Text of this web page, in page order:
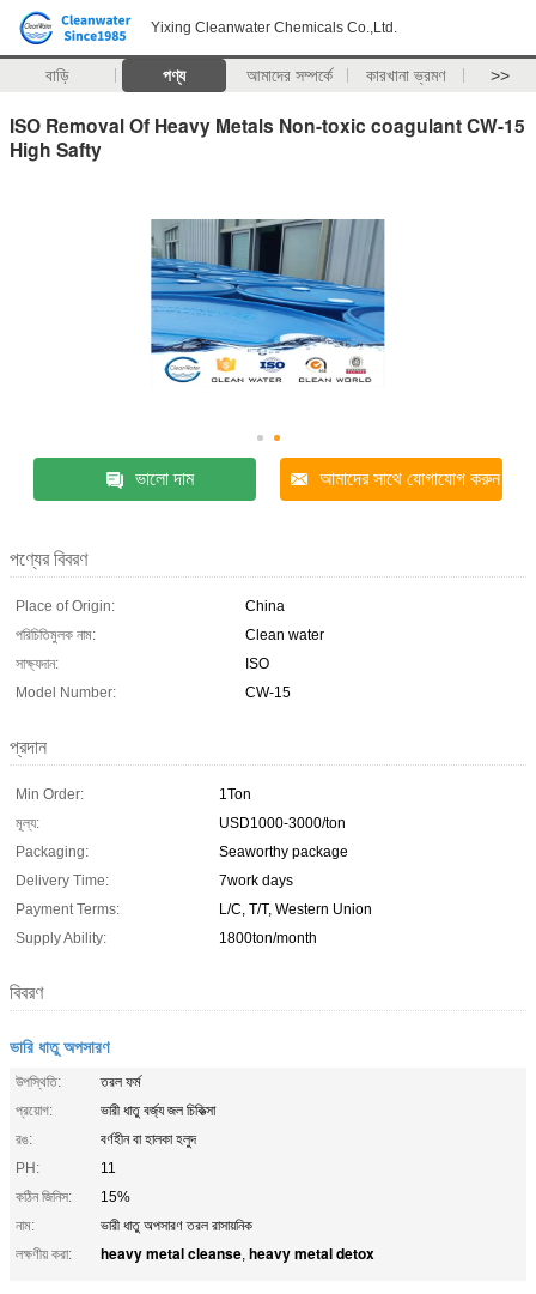
Yixing Cleanwater Chemicals Co.,Ltd.
বাড়ি পণ্য আমাদের সম্পর্কে কারখানা ভ্রমণ >>
ISO Removal Of Heavy Metals Non-toxic coagulant CW-15
High Safty
ভালো দাম আমাদের সাথে যোগাযোগ করুন
পণ্যের বিবরণ
Place of Origin:
China
পরিচিতিমুলক নাম:
Clean water
সাক্ষ্যদান:
ISO
Model Number:
CW-15
প্রদান
Min Order:
1Ton
মূল্য:
USD1000-3000/ton
Packaging:
Seaworthy package
Delivery Time:
7work days
Payment Terms:
L/C, T/T, Western Union
Supply Ability:
1800ton/month
বিবরণ
ভারি ধাতু অপসারণ
উপস্থিতি:
তরল ফর্ম
প্রয়োগ:
ভারী ধাতু বর্জ্য জল চিকিত্সা
রঙ:
বর্ণহীন বা হালকা হলুদ
PH:
11
কঠিন জিনিস:
15%
নাম:
ভারী ধাতু অপসারণ তরল রাসায়নিক
লক্ষণীয় করা:
heavy metal cleanse, heavy metal detox